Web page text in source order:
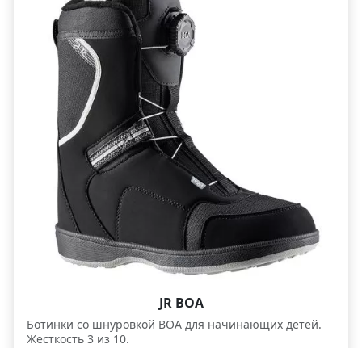
JR BOA
Ботинки со шнуровкой BOA для начинающих детей.
Жесткость 3 из 10.